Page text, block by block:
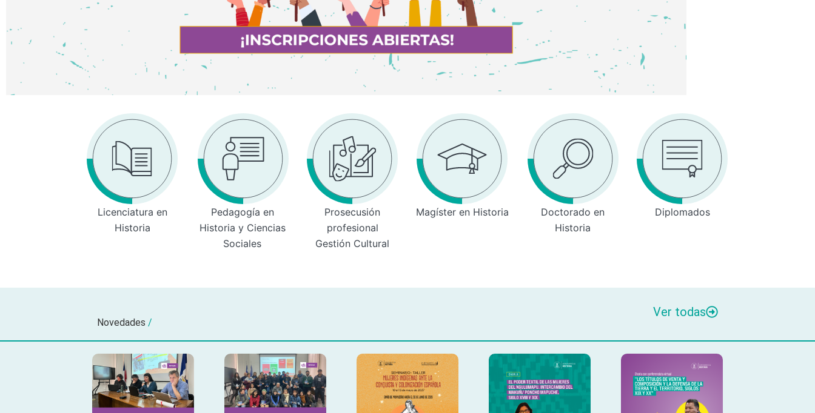
Licenciatura en
Historia
Pedagogía en
Historia y Ciencias
Sociales
Prosecusión
profesional
Gestión Cultural
Magíster en Historia
Doctorado en
Historia
Diplomados
Novedades /
Ver todas